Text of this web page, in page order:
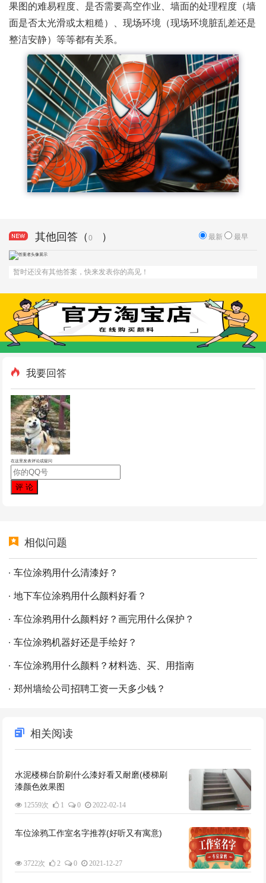
果图的难易程度、是否需要高空作业、墙面的处理程度（墙
面是否太光滑或太粗糙）、现场环境（现场环境脏乱差还是
整洁安静）等等都有关系。
其他回答（ 0 ） 最新 最早
暂时还没有其他答案，快来发表你的高见！
我要回答
在这里发表评论或疑问
相似问题
车位涂鸦用什么清漆好？
地下车位涂鸦用什么颜料好看？
车位涂鸦用什么颜料好？画完用什么保护？
车位涂鸦机器好还是手绘好？
车位涂鸦用什么颜料？材料选、买、用指南
郑州墙绘公司招聘工资一天多少钱？
相关阅读
水泥楼梯台阶刷什么漆好看又耐磨(楼梯刷
漆颜色效果图
12559次 1 0 2022-02-14
车位涂鸦工作室名字推荐(好听又有寓意)
3722次 2 0 2021-12-27